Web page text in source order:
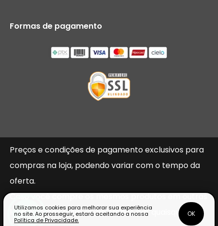
Formas de pagamento
Preços e condições de pagamento exclusivos para
compras na loja, podendo variar com o tempo da
oferta.
Caso você compre os mesmos produtos em outras
lojas, não nos responsabilizamos por quaisquer
Utilizamos cookies para melhorar sua experiência
no site. Ao prosseguir, estará aceitando a nossa
Política de Privacidade.
OK